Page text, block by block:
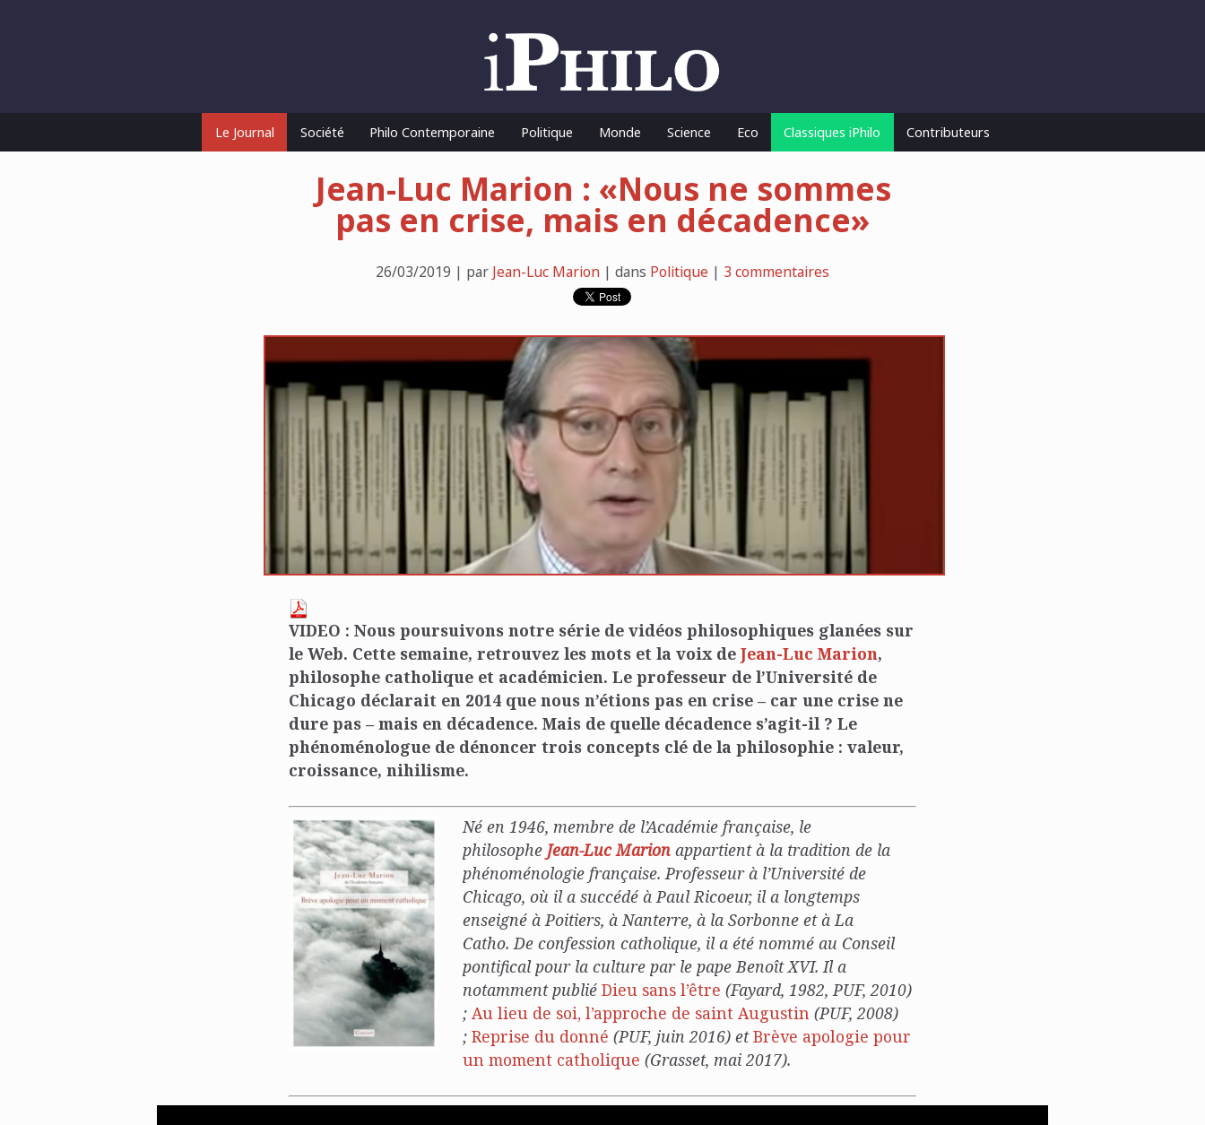
Le Journal Société Philo Contemporaine Politique Monde Science Eco Classiques iPhilo Contributeurs
Jean-Luc Marion : «Nous ne sommes
pas en crise, mais en décadence»
26/03/2019 | par Jean-Luc Marion | dans Politique | 3 commentaires
VIDEO : Nous poursuivons notre série de vidéos philosophiques glanées sur
le Web. Cette semaine, retrouvez les mots et la voix de Jean-Luc Marion,
philosophe catholique et académicien. Le professeur de l’Université de
Chicago déclarait en 2014 que nous n’étions pas en crise – car une crise ne
dure pas – mais en décadence. Mais de quelle décadence s’agit-il ? Le
phénoménologue de dénoncer trois concepts clé de la philosophie : valeur,
croissance, nihilisme.
Né en 1946, membre de l’Académie française, le
philosophe Jean-Luc Marion appartient à la tradition de la
phénoménologie française. Professeur à l’Université de
Chicago, où il a succédé à Paul Ricoeur, il a longtemps
enseigné à Poitiers, à Nanterre, à la Sorbonne et à La
Catho. De confession catholique, il a été nommé au Conseil
pontifical pour la culture par le pape Benoît XVI. Il a
notamment publiéDieu sans l’être (Fayard, 1982, PUF, 2010)
;Au lieu de soi, l’approche de saint Augustin (PUF, 2008)
;Reprise du donné (PUF, juin 2016) etBrève apologie pour
un moment catholique (Grasset, mai 2017).